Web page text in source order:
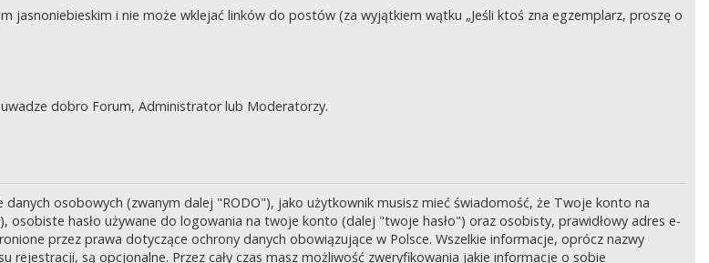
jasnoniebieskim i nie może wklejać linków do postów (za wyjątkiem wątku „Jeśli ktoś zna egzemplarz, proszę o
dobro Forum, Administrator lub Moderatorzy.
osobowych (zwanym dalej "RODO"), jako użytkownik musisz mieć świadomość, że Twoje konto na
osobiste hasło używane do logowania na twoje konto (dalej "twoje hasło") oraz osobisty, prawidłowy adres e-
przez prawa dotyczące ochrony danych obowiązujące w Polsce. Wszelkie informacje, oprócz nazwy
rejestracji, są opcjonalne. Przez cały czas masz możliwość zweryfikowania jakie informacje o sobie